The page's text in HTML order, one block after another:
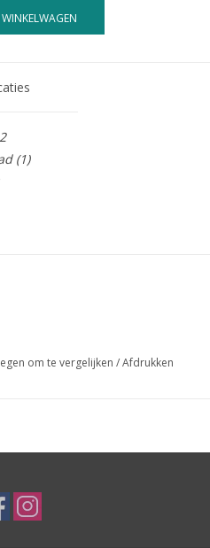
(1)
om te vergelijken /Afdrukken